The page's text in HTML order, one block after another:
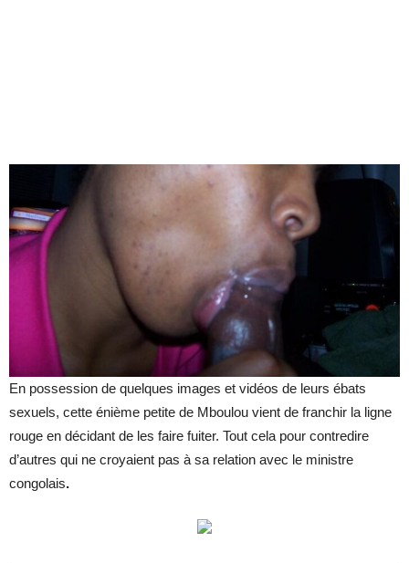
En possession de quelques images et vidéos de leurs ébats
sexuels, cette énième petite de Mboulou vient de franchir la ligne
rouge en décidant de les faire fuiter. Tout cela pour contredire
d’autres qui ne croyaient pas à sa relation avec le ministre
congolais.